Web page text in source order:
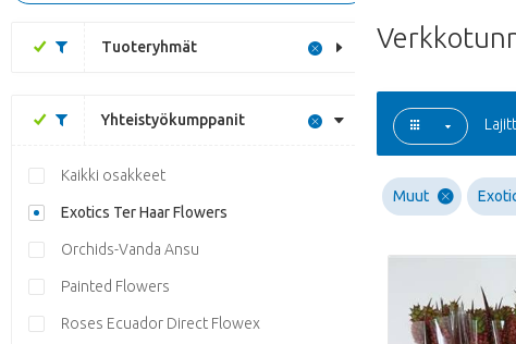
Tuoteryhmät
Yhteistyökumppanit
Kaikki osakkeet
Exotics Ter Haar Flowers
Orchids-Vanda Ansu
Painted Flowers
Roses Ecuador Direct Flowex
Muut